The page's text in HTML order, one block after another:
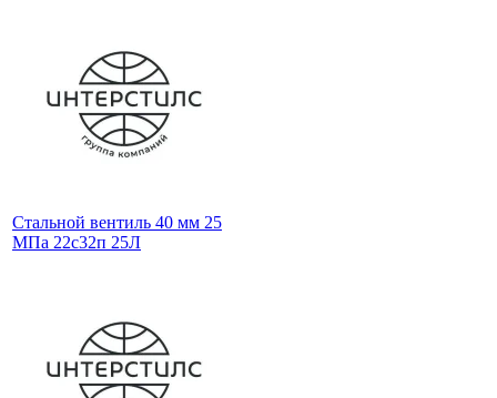
Стальной вентиль 40 мм 25
МПа 22с32п 25Л